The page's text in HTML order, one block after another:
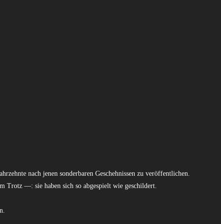
nach jenen sonderbaren Geschehnissen zu veröffentlichen.
Trotz —: sie haben sich so abgespielt wie geschildert.